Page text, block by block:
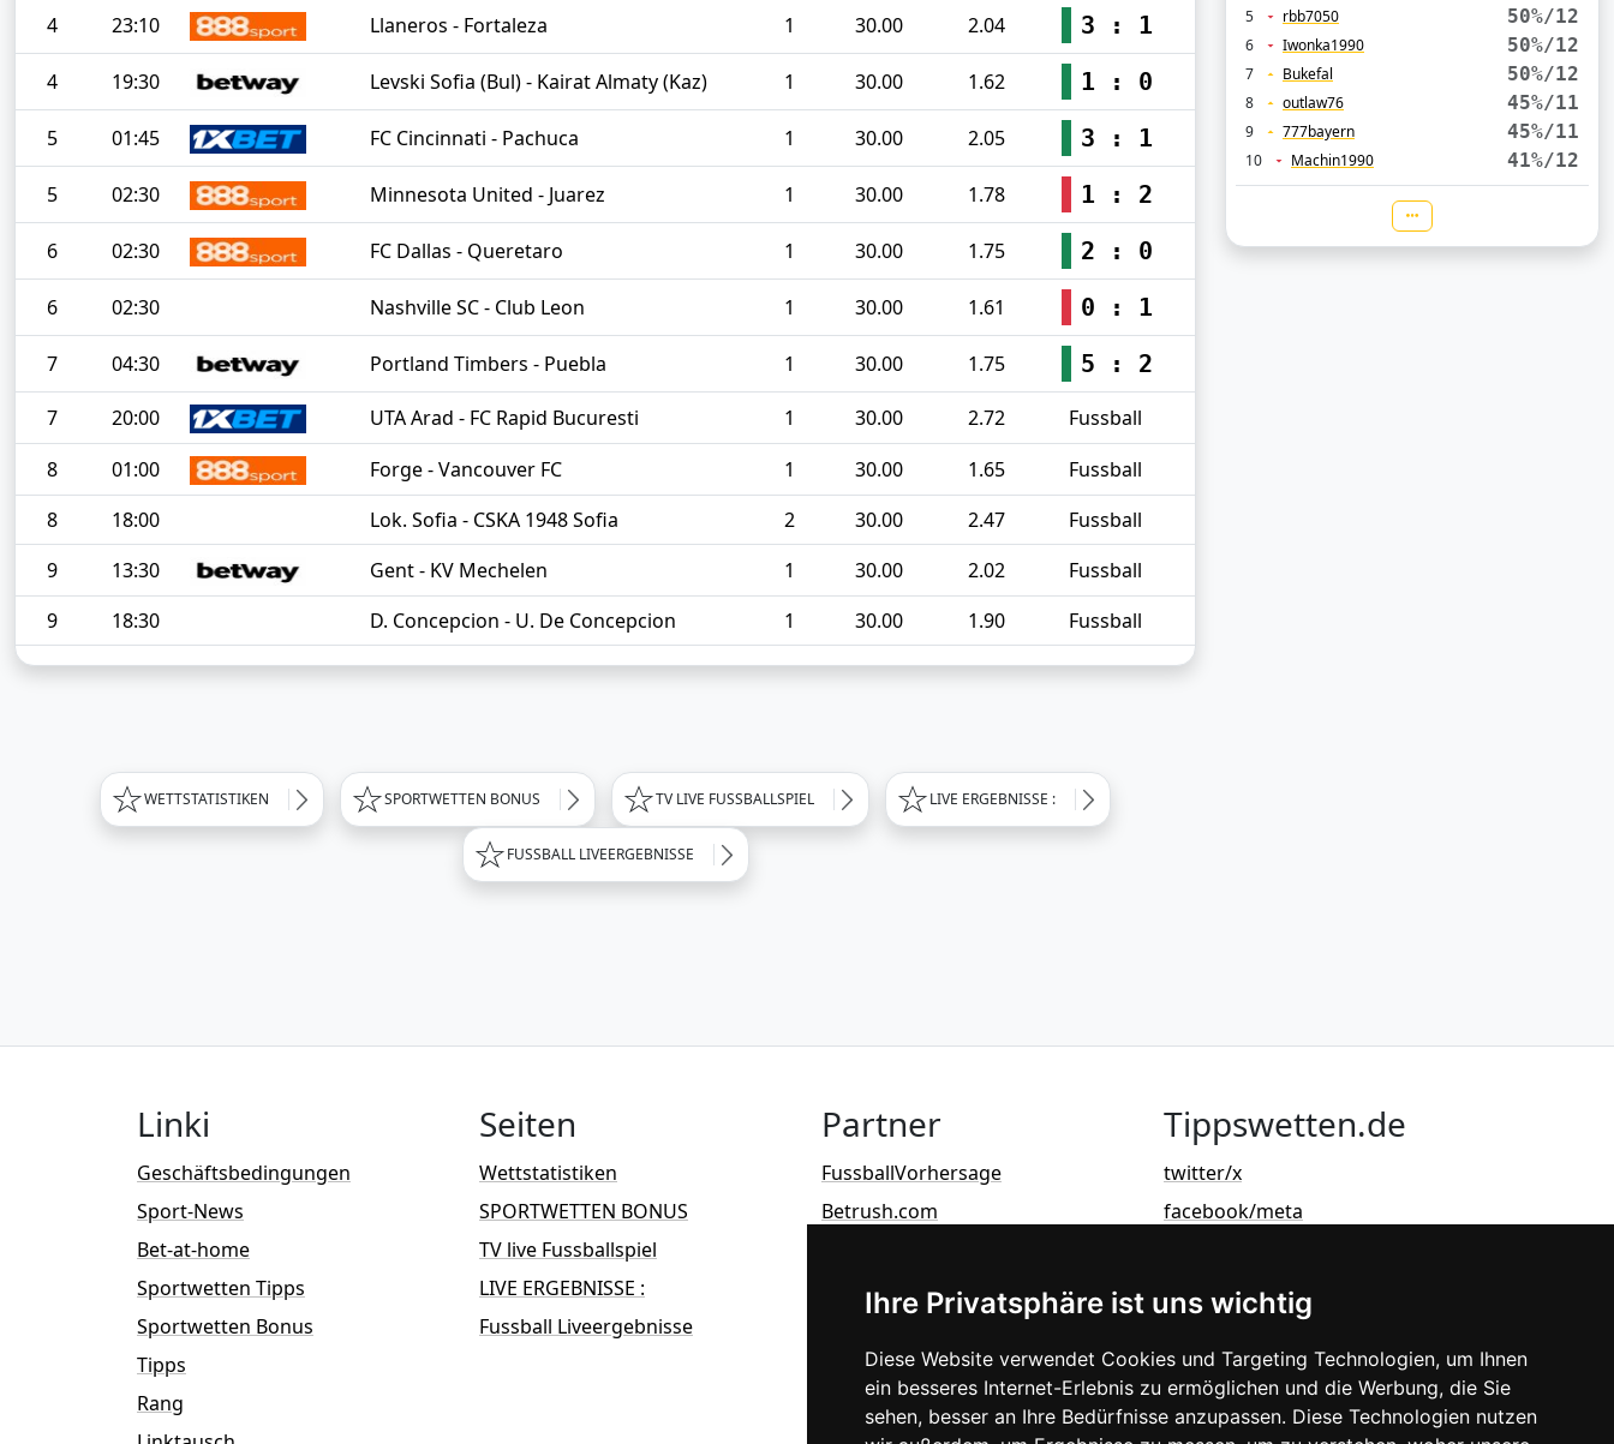
Ihre Privatsphäre ist uns wichtig
Diese Website verwendet Cookies und Targeting Technologien, um Ihnen
ein besseres Internet-Erlebnis zu ermöglichen und die Werbung, die Sie
sehen, besser an Ihre Bedürfnisse anzupassen. Diese Technologien nutzen
4 23:10 Llaneros - Fortaleza 1 30.00 2.04 3 : 1
4 19:30 Levski Sofia (Bul) - Kairat Almaty (Kaz) 1 30.00 1.62 1 : 0
5 01:45 FC Cincinnati - Pachuca 1 30.00 2.05 3 : 1
5 02:30 Minnesota United - Juarez 1 30.00 1.78 1 : 2
6 02:30 FC Dallas - Queretaro 1 30.00 1.75 2 : 0
6 02:30 Nashville SC - Club Leon 1 30.00 1.61 0 : 1
7 04:30 Portland Timbers - Puebla 1 30.00 1.75 5 : 2
7 20:00 UTA Arad - FC Rapid Bucuresti 1 30.00 2.72
Fussball
8
01:00 Forge - Vancouver FC 1 30.00 1.65
Fussball
8
18:00 Lok. Sofia - CSKA 1948 Sofia 2 30.00 2.47
Fussball
9
13:30 Gent - KV Mechelen 1 30.00 2.02
Fussball
9
18:30 D. Concepcion - U. De Concepcion 1 30.00 1.90 Fussball
WETTSTATISTIKEN SPORTWETTEN BONUS TV LIVE FUSSBALLSPIEL LIVE ERGEBNISSE :
FUSSBALL LIVEERGEBNISSE
5 rbb7050 50%/12
6 Iwonka1990 50%/12
7 Bukefal 50%/12
8 outlaw76 45%/11
9 777bayern 45%/11
10 Machin1990 41%/12
Linki
Geschäftsbedingungen
Sport-News
Bet-at-home
Sportwetten Tipps
Sportwetten Bonus
Tipps
Rang
Seiten
Wettstatistiken
SPORTWETTEN BONUS
TV live Fussballspiel
LIVE ERGEBNISSE :
Fussball Liveergebnisse
Partner
FussballVorhersage
Betrush.com
Tippswetten.de
twitter/x
facebook/meta